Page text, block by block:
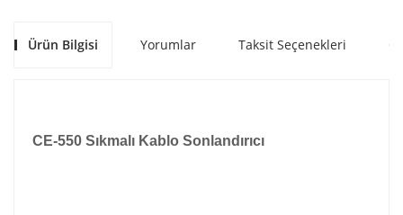
Ürün Bilgisi Yorumlar Taksit Seçenekleri
CE-550 Sıkmalı Kablo Sonlandırıcı